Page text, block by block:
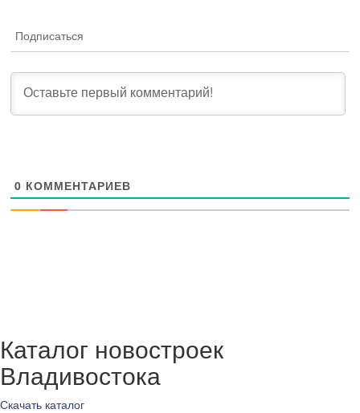
Подписаться
0 КОММЕНТАРИЕВ
Каталог новостроек
Владивостока
Скачать каталог